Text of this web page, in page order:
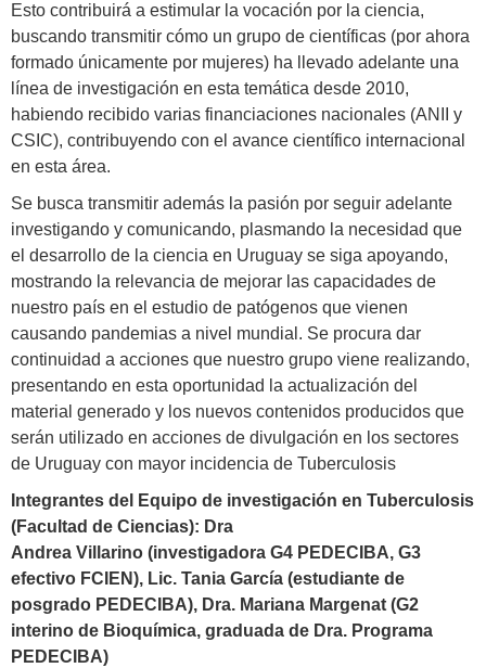
Esto contribuirá a estimular la vocación por la ciencia,
buscando transmitir cómo un grupo de científicas (por ahora
formado únicamente por mujeres) ha llevado adelante una
línea de investigación en esta temática desde 2010,
habiendo recibido varias financiaciones nacionales (ANII y
CSIC), contribuyendo con el avance científico internacional
en esta área.
Se busca transmitir además la pasión por seguir adelante
investigando y comunicando, plasmando la necesidad que
el desarrollo de la ciencia en Uruguay se siga apoyando,
mostrando la relevancia de mejorar las capacidades de
nuestro país en el estudio de patógenos que vienen
causando pandemias a nivel mundial. Se procura dar
continuidad a acciones que nuestro grupo viene realizando,
presentando en esta oportunidad la actualización del
material generado y los nuevos contenidos producidos que
serán utilizado en acciones de divulgación en los sectores
de Uruguay con mayor incidencia de Tuberculosis
Integrantes del Equipo de investigación en Tuberculosis
(Facultad de Ciencias): Dra
Andrea Villarino (investigadora G4 PEDECIBA, G3
efectivo FCIEN), Lic. Tania García (estudiante de
posgrado PEDECIBA), Dra. Mariana Margenat (G2
interino de Bioquímica, graduada de Dra. Programa
PEDECIBA)